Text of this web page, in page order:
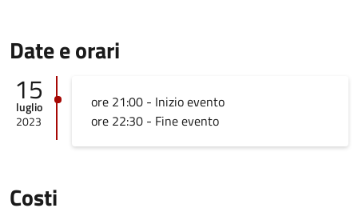
Date e orari
15
luglio
2023
ore 21:00 - Inizio evento
ore 22:30 - Fine evento
Costi